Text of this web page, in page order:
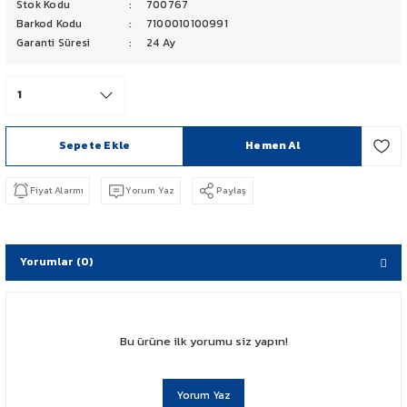
PCX 125-150
CBR 250
CRF 250 RALLY
NX 500
Stok Kodu
700767
Barkod Kodu
7100010100991
Garanti Süresi
24 Ay
Sepete Ekle Hemen Al
Fiyat Alarmı Yorum Yaz Paylaş
Yorumlar (0)
Bu ürüne ilk yorumu siz yapın!
Yorum Yaz